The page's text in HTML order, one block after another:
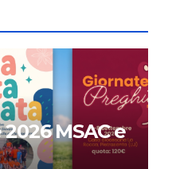
MSAC e